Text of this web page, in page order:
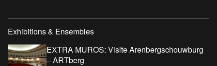
Exhibitions & Ensembles
EXTRA MUROS: Visite Arenbergschouwburg
– ARTberg